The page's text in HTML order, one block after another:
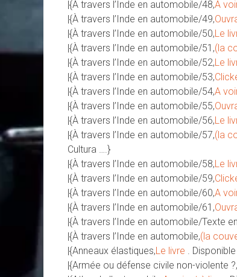
|{À travers l’Inde en automobile/48,A
|{À travers l’Inde en automobile/49,
|{À travers l’Inde en automobile/50,Le
|{À travers l’Inde en automobile/51,(la
|{À travers l’Inde en automobile/52,Le
|{À travers l’Inde en automobile/53,
|{À travers l’Inde en automobile/54,A
|{À travers l’Inde en automobile/55,
|{À travers l’Inde en automobile/56,Le
|{À travers l’Inde en automobile/57,(la
Cultura ….}
|{À travers l’Inde en automobile/58,Le
|{À travers l’Inde en automobile/59,
|{À travers l’Inde en automobile/60,A
|{À travers l’Inde en automobile/61,
|{À travers l’Inde en automobile/Texte
|{À travers l’Inde en automobile,(la
|{Anneaux élastiques,Le livre .
|{Armée ou défense civile non-violente ?,